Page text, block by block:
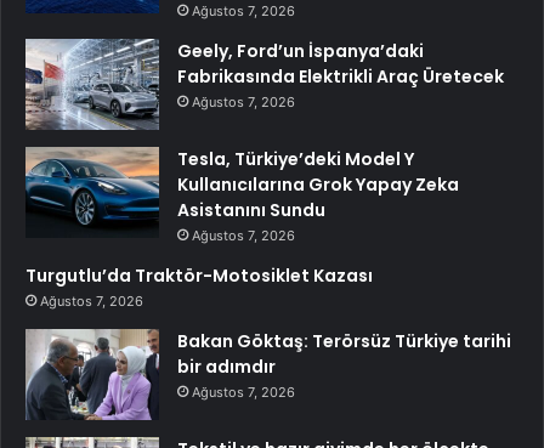
Ağustos 7, 2026
Geely, Ford’un İspanya’daki
Fabrikasında Elektrikli Araç Üretecek
Ağustos 7, 2026
Tesla, Türkiye’deki Model Y
Kullanıcılarına Grok Yapay Zeka
Asistanını Sundu
Ağustos 7, 2026
Turgutlu’da Traktör-Motosiklet Kazası
Ağustos 7, 2026
Bakan Göktaş: Terörsüz Türkiye tarihi
bir adımdır
Ağustos 7, 2026